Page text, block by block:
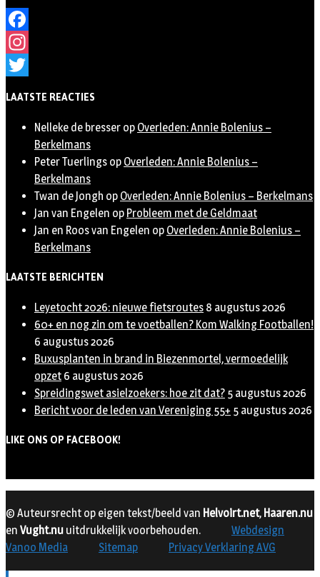
Facebook
Instagram
LAATSTE REACTIES
Nelleke de bresser op Overleden: Annie Bolenius –
Berkelmans
Peter Tuerlings op Overleden: Annie Bolenius –
Berkelmans
Twan de Jongh op Overleden: Annie Bolenius – Berkelmans
Jan van Engelen op Probleem met de Geldmaat
Jan en Roos van Engelen op Overleden: Annie Bolenius –
Berkelmans
LAATSTE BERICHTEN
Leyetocht 2026: nieuwe fietsroutes 8 augustus 2026
60+ en nog zin om te voetballen? Kom Walking Footballen!
6 augustus 2026
Buxusplanten in brand in Biezenmortel, vermoedelijk
opzet 6 augustus 2026
Spreidingswet asielzoekers: hoe zit dat? 5 augustus 2026
Bericht voor de leden van Vereniging 55+ 5 augustus 2026
LIKE ONS OP FACEBOOK!
© Auteursrecht op eigen tekst/beeld van Helvoirt.net, Haaren.nu
en Vught.nu uitdrukkelijk voorbehouden.
Webdesign
Vanoo Media
Sitemap Privacy Verklaring AVG